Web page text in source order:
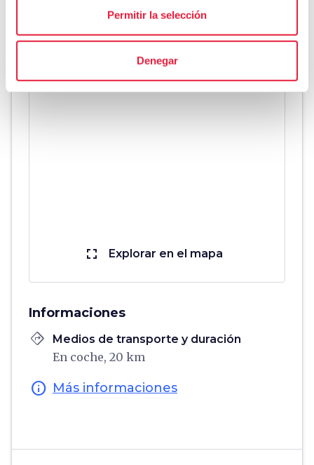
Permitir la selección
Denegar
mires donde mires, estás constantemente
rodeado de historia que ha forjado tradiciones.
fullscreen Explorar en el mapa
Informaciones
directions Medios de transporte y duración
En coche, 20 km
info Más informaciones